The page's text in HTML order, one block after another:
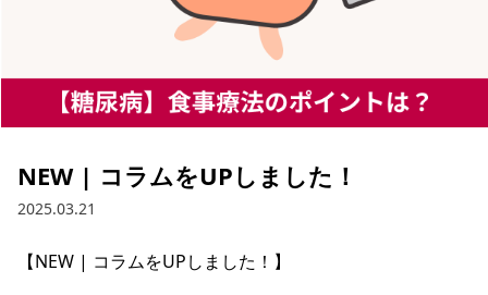
NEW | コラムをUPしました！
2025.03.21
【NEW | コラムをUPしました！】